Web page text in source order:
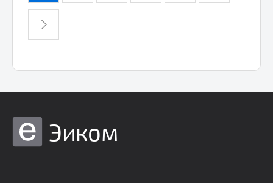
Эиком